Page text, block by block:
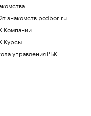
знакомств podbor.ru
Компании
Курсы
управления РБК